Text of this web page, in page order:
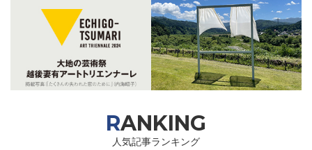
RANKING
人気記事ランキング